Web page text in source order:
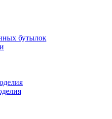
бутылок